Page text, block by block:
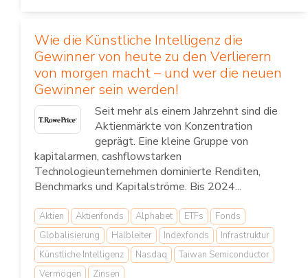
Wie die Künstliche Intelligenz die
Gewinner von heute zu den Verlierern
von morgen macht – und wer die neuen
Gewinner sein werden!
Seit mehr als einem Jahrzehnt sind die
Aktienmärkte von Konzentration
geprägt. Eine kleine Gruppe von
kapitalarmen, cashflowstarken
Technologieunternehmen dominierte Renditen,
Benchmarks und Kapitalströme. Bis 2024...
Aktien Aktienfonds Alphabet ETFs
Fonds
Globalisierung
Halbleiter Indexfonds
Infrastruktur
Künstliche Intelligenz
Nasdaq
Taiwan Semiconductor
Vermögen
Zinsen